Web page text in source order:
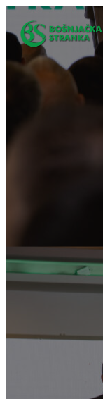
Idi
na
sadržaj